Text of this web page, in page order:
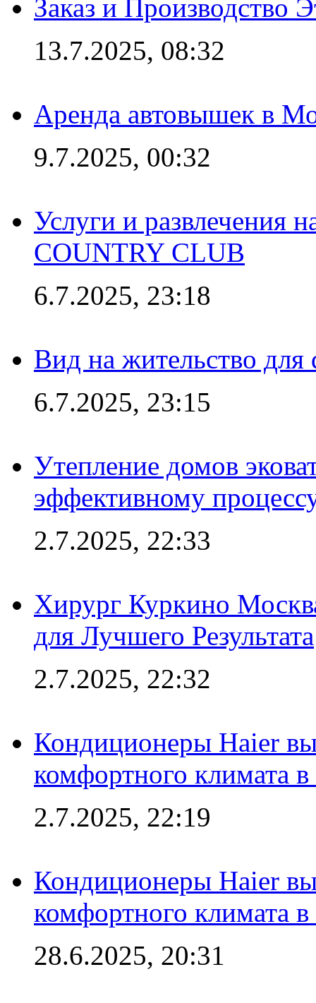
Заказ и Производство
13.7.2025, 08:32
Аренда автовышек в
9.7.2025, 00:32
Услуги и развлечения
COUNTRY CLUB
6.7.2025, 23:18
Вид на жительство
6.7.2025, 23:15
Утепление домов
эффективному
2.7.2025, 22:33
Хирург Куркино
для Лучшего Результата
2.7.2025, 22:32
Кондиционеры Haier
комфортного климата
2.7.2025, 22:19
Кондиционеры Haier
комфортного климата
28.6.2025, 20:31